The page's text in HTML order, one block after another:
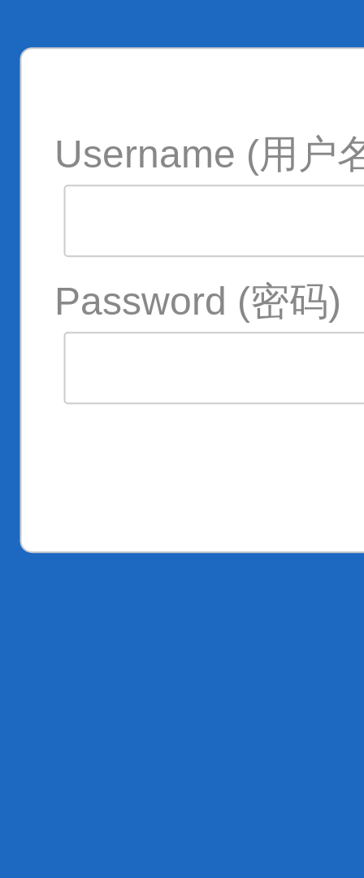
Username (用户
Password (密码)